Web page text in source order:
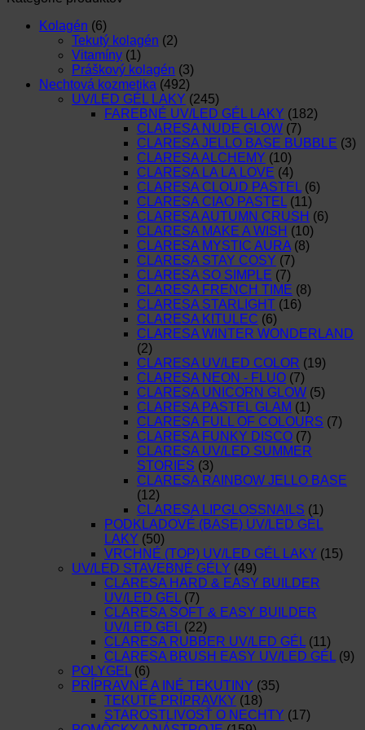
Kolagén (6)
Tekutý kolagén (2)
Vitamíny (1)
Práškový kolagén (3)
Nechtová kozmetika (492)
UV/LED GÉL LAKY (245)
FAREBNÉ UV/LED GÉL LAKY (182)
CLARESA NUDE GLOW (7)
CLARESA JELLO BASE BUBBLE (3)
CLARESA ALCHEMY (10)
CLARESA LA LA LOVE (4)
CLARESA CLOUD PASTEL (6)
CLARESA CIAO PASTEL (11)
CLARESA AUTUMN CRUSH (6)
CLARESA MAKE A WISH (10)
CLARESA MYSTIC AURA (8)
CLARESA STAY COSY (7)
CLARESA SO SIMPLE (7)
CLARESA FRENCH TIME (8)
CLARESA STARLIGHT (16)
CLARESA KITULEC (6)
CLARESA WINTER WONDERLAND
(2)
CLARESA UV/LED COLOR (19)
CLARESA NEON - FLUO (7)
CLARESA UNICORN GLOW (5)
CLARESA PASTEL GLAM (1)
CLARESA FULL OF COLOURS (7)
CLARESA FUNKY DISCO (7)
CLARESA UV/LED SUMMER
STORIES (3)
CLARESA RAINBOW JELLO BASE
(12)
CLARESA LIPGLOSSNAILS (1)
PODKLADOVÉ (BASE) UV/LED GÉL
LAKY (50)
VRCHNÉ (TOP) UV/LED GÉL LAKY (15)
UV/LED STAVEBNÉ GÉLY (49)
CLARESA HARD & EASY BUILDER
UV/LED GEL (7)
CLARESA SOFT & EASY BUILDER
UV/LED GEL (22)
CLARESA RUBBER UV/LED GÉL (11)
CLARESA BRUSH EASY UV/LED GÉL (9)
POLYGEL (6)
PRÍPRAVNÉ A INÉ TEKUTINY (35)
TEKUTÉ PRÍPRAVKY (18)
STAROSTLIVOSŤ O NECHTY (17)